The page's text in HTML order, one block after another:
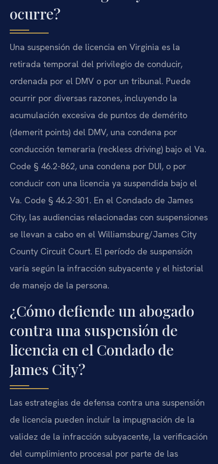
ocurre?
Una suspensión de licencia en Virginia es la
retirada temporal del privilegio de conducir,
ordenada por el DMV o por un tribunal. Puede
ocurrir por diversas razones, incluyendo la
acumulación excesiva de puntos de demérito
(demerit points) del DMV, una condena por
conducción temeraria (reckless driving) bajo el Va.
Code § 46.2-862, una condena por DUI, o por
conducir con una licencia ya suspendida bajo el
Va. Code § 46.2-301. En el Condado de James
City, las audiencias relacionadas con suspensiones
se llevan a cabo en el Williamsburg/James City
County Circuit Court. El período de suspensión
varía según la infracción subyacente y el historial
de manejo de la persona.
¿Cómo defiende un abogado
contra una suspensión de
licencia en el Condado de
James City?
Las estrategias de defensa contra una suspensión
de licencia pueden incluir la impugnación de la
validez de la infracción subyacente, la verificación
del cumplimiento procesal por parte de las